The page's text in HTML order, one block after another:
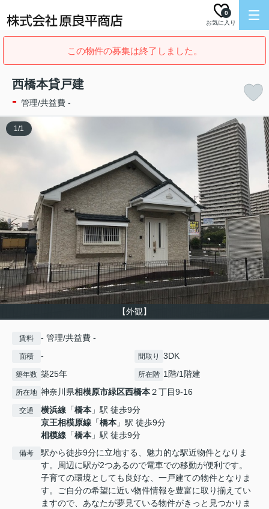
お気に入り
0
この物件の募集は終了しました。
西橋本貸戸建
- 管理/共益費 -
【外観】
1/1
賃料 - 管理/共益費 -
面積 - 間取り 3DK
築年数 築25年 所在階 1階/1階建
所在地 神奈川県相模原市緑区西橋本２丁目9-16
交通 横浜線 「橋本 」駅 徒歩9分
京王相模原線 「橋本 」駅 徒歩9分
相模線 「橋本 」駅 徒歩9分
備考
駅から徒歩9分に立地する、魅力的な駅近物件となりま
す。周辺に駅が2つあるので電車での移動が便利です。
子育ての環境としても良好な、一戸建ての物件となりま
す。ご自分の希望に近い物件情報を豊富に取り揃えてい
ますので、あなたが夢見ている物件がきっと見つかりま